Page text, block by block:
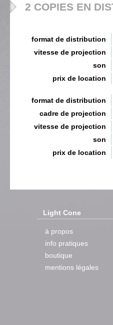
2 COPIES EN
format de distribution
vitesse de projection
son
prix de location
format de distribution
cadre de projection
vitesse de projection
son
prix de location
Light Cone
à propos
info pratiques
boutique
mentions légales